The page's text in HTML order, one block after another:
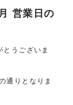
営業日の
うございま
通りとなりま
る